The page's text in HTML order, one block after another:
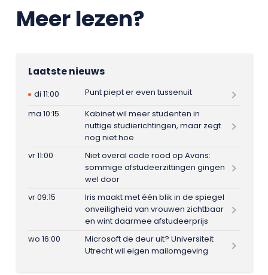
Meer lezen?
Laatste nieuws
di 11:00
Punt piept er even tussenuit
ma 10:15
Kabinet wil meer studenten in
nuttige studierichtingen, maar zegt
nog niet hoe
vr 11:00
Niet overal code rood op Avans:
sommige afstudeerzittingen gingen
wel door
vr 09:15
Iris maakt met één blik in de spiegel
onveiligheid van vrouwen zichtbaar
en wint daarmee afstudeerprijs
wo 16:00
Microsoft de deur uit? Universiteit
Utrecht wil eigen mailomgeving